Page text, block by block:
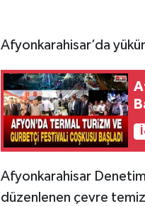
Afyonkarahisar’da
Afyonkarahisar
düzenlenen çevre